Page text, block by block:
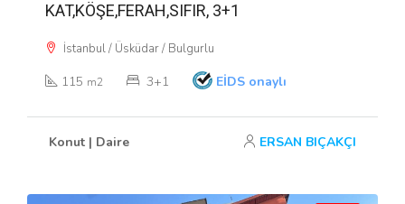
KAT,KÖŞE,FERAH,SIFIR, 3+1
İstanbul / Üsküdar / Bulgurlu
115 m2 3+1 EİDS onaylı
Konut | Daire ERSAN BIÇAKÇI